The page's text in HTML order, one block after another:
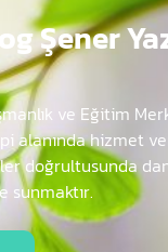
Şener
ve Eğitim
alanında hizmet
doğrultusunda
sunmaktır.